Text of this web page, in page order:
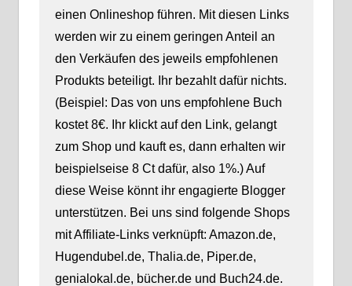
einen Onlineshop führen. Mit diesen Links
werden wir zu einem geringen Anteil an
den Verkäufen des jeweils empfohlenen
Produkts beteiligt. Ihr bezahlt dafür nichts.
(Beispiel: Das von uns empfohlene Buch
kostet 8€. Ihr klickt auf den Link, gelangt
zum Shop und kauft es, dann erhalten wir
beispielseise 8 Ct dafür, also 1%.) Auf
diese Weise könnt ihr engagierte Blogger
unterstützen. Bei uns sind folgende Shops
mit Affiliate-Links verknüpft: Amazon.de,
Hugendubel.de, Thalia.de, Piper.de,
genialokal.de, bücher.de und Buch24.de.